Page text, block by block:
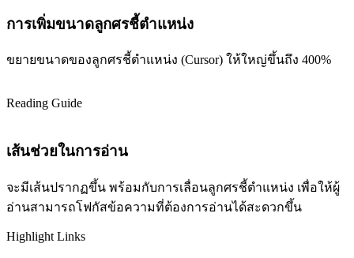
การเพิ่มขนาดลูกศรชี้ตำแหน่ง
ขยายขนาดของลูกศรชี้ตำแหน่ง (Cursor) ให้ใหญ่ขึ้นถึง 400%
Reading Guide
เส้นช่วยในการอ่าน
จะมีเส้นปรากฏขึ้น พร้อมกับการเลื่อนลูกศรชี้ตำแหน่ง เพื่อให้ผู้
อ่านสามารถโฟกัสข้อความที่ต้องการอ่านได้สะดวกขึ้น
Highlight Links